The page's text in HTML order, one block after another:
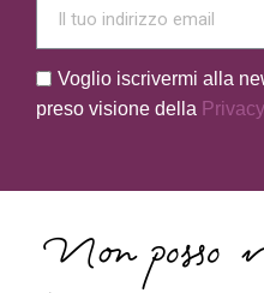
Voglio iscrivermi alla
preso visione della
Non posso